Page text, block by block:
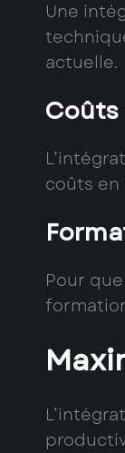
Une
actuelle.
Coûts
coûts
Pour